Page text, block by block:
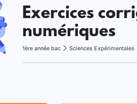
Exercices
numériques
1ère année bac Sciences Expérimentales